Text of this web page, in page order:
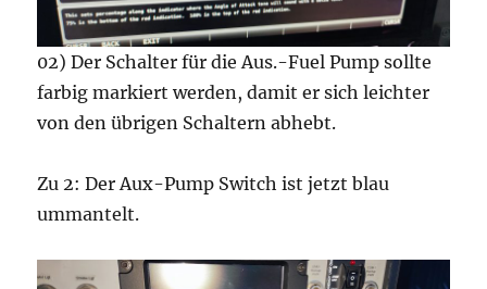
02) Der Schalter für die Aus.-Fuel Pump sollte
farbig markiert werden, damit er sich leichter
von den übrigen Schaltern abhebt.
Zu 2: Der Aux-Pump Switch ist jetzt blau
ummantelt.